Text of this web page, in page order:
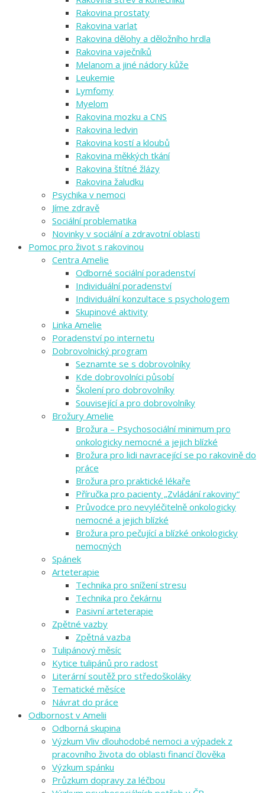
Rakovina prostaty
Rakovina varlat
Rakovina dělohy a děložního hrdla
Rakovina vaječníků
Melanom a jiné nádory kůže
Leukemie
Lymfomy
Myelom
Rakovina mozku a CNS
Rakovina ledvin
Rakovina kostí a kloubů
Rakovina měkkých tkání
Rakovina štítné žlázy
Rakovina žaludku
Psychika v nemoci
Jíme zdravě
Sociální problematika
Novinky v sociální a zdravotní oblasti
Pomoc pro život s rakovinou
Centra Amelie
Odborné sociální poradenství
Individuální poradenství
Individuální konzultace s psychologem
Skupinové aktivity
Linka Amelie
Poradenství po internetu
Dobrovolnický program
Seznamte se s dobrovolníky
Kde dobrovolníci působí
Školení pro dobrovolníky
Související a pro dobrovolníky
Brožury Amelie
Brožura – Psychosociální minimum pro
onkologicky nemocné a jejich blízké
Brožura pro lidi navracející se po rakovině do
práce
Brožura pro praktické lékaře
Příručka pro pacienty „Zvládání rakoviny“
Průvodce pro nevyléčitelně onkologicky
nemocné a jejich blízké
Brožura pro pečující a blízké onkologicky
nemocných
Spánek
Arteterapie
Technika pro snížení stresu
Technika pro čekárnu
Pasivní arteterapie
Zpětné vazby
Zpětná vazba
Tulipánový měsíc
Kytice tulipánů pro radost
Literární soutěž pro středoškoláky
Tematické měsíce
Návrat do práce
Odbornost v Amelii
Odborná skupina
Výzkum Vliv dlouhodobé nemoci a výpadek z
pracovního života do oblasti financí člověka
Výzkum spánku
Průzkum dopravy za léčbou